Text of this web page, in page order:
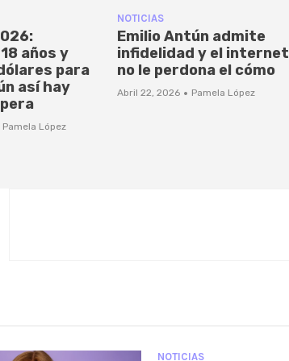
años y
para
así hay
Pamela López
NOTICIAS
Emilio Antún admite
infidelidad y el internet
no le perdona el cómo
Abril 22, 2026 · Pamela López
NOTICIAS